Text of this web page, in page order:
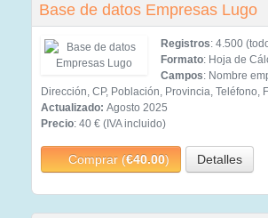
Base de datos Empresas Lugo
Registros: 4.500
Formato: Hoja de
Campos: Nombre
Dirección, CP, Población, Provincia, Teléfono,
Actualizado: Agosto 2025
Precio: 40 € (IVA incluido)
Comprar (€40.00) Detalles